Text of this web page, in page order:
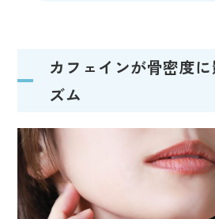
カフェインが骨密度
ズム